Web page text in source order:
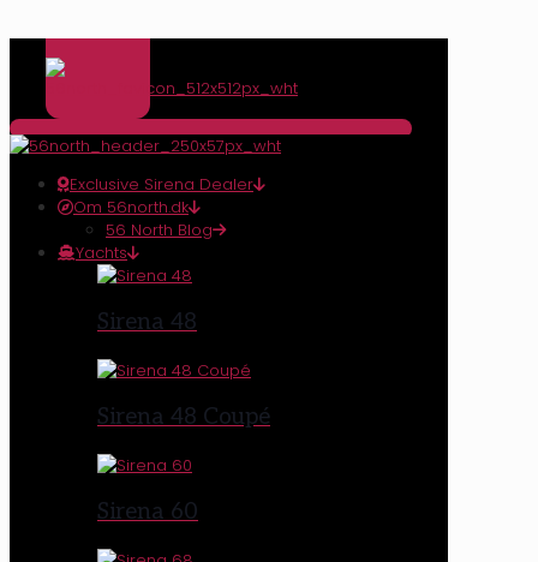
Exclusive Sirena Dealer
Om 56north.dk
56 North Blog
Yachts
Sirena 48
Sirena 48 Coupé
Sirena 60